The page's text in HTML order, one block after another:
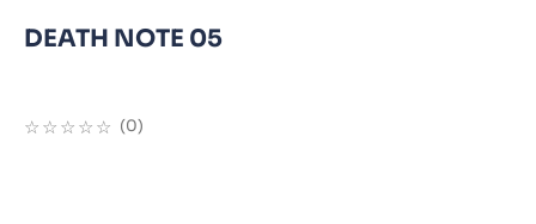
DEATH NOTE 05
☆☆☆☆☆ (0)
8. Noches Blancas
10. Infantil